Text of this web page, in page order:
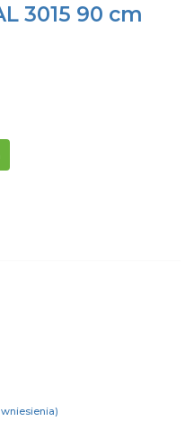
3015 90 cm
wniesienia)